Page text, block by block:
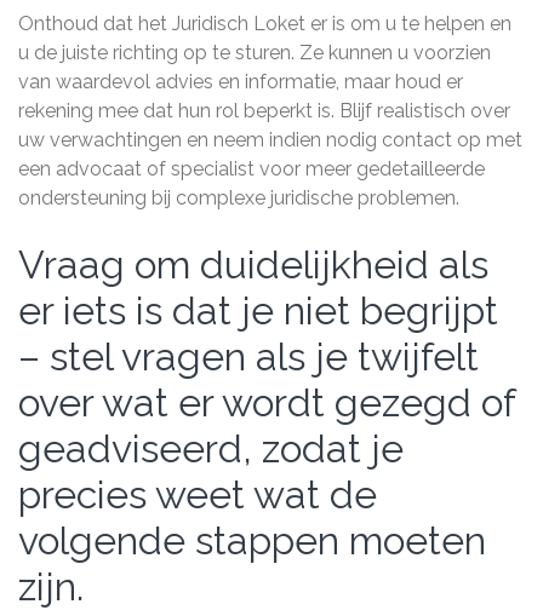
Onthoud dat het Juridisch Loket er is om u te helpen en
u de juiste richting op te sturen. Ze kunnen u voorzien
van waardevol advies en informatie, maar houd er
rekening mee dat hun rol beperkt is. Blijf realistisch over
uw verwachtingen en neem indien nodig contact op met
een advocaat of specialist voor meer gedetailleerde
ondersteuning bij complexe juridische problemen.
Vraag om duidelijkheid als
er iets is dat je niet begrijpt
– stel vragen als je twijfelt
over wat er wordt gezegd of
geadviseerd, zodat je
precies weet wat de
volgende stappen moeten
zijn.